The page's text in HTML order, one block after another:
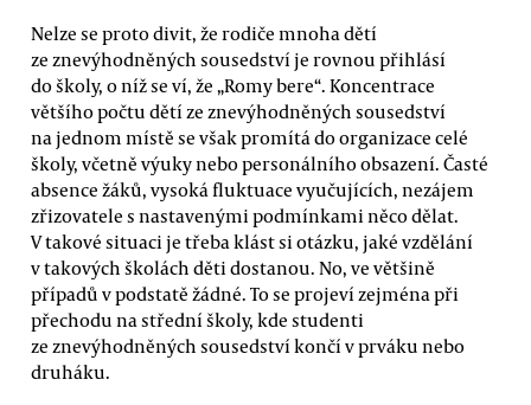
Nelze se proto divit, že rodiče mnoha dětí
ze znevýhodněných sousedství je rovnou přihlásí
do školy, o níž se ví, že „Romy bere“. Koncentrace
většího počtu dětí ze znevýhodněných sousedství
na jednom místě se však promítá do organizace celé
školy, včetně výuky nebo personálního obsazení. Časté
absence žáků, vysoká fluktuace vyučujících, nezájem
zřizovatele s nastavenými podmínkami něco dělat.
V takové situaci je třeba klást si otázku, jaké vzdělání
v takových školách děti dostanou. No, ve většině
případů v podstatě žádné. To se projeví zejména při
přechodu na střední školy, kde studenti
ze znevýhodněných sousedství končí v prváku nebo
druháku.